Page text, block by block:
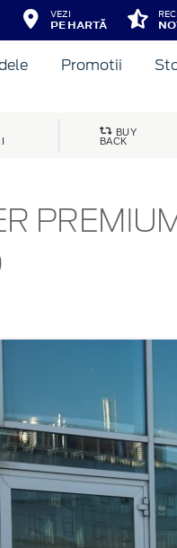
VEZI
PE HARTĂ
Promotii
BUY
BACK